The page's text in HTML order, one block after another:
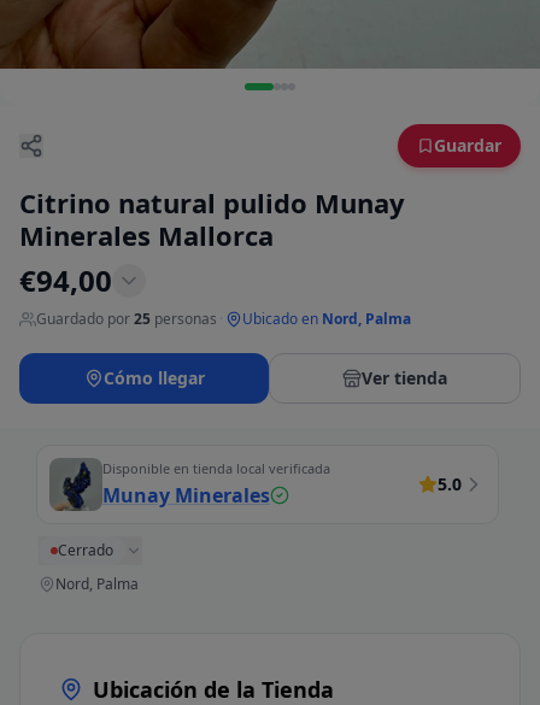
Guardar
Citrino natural pulido Munay
Minerales Mallorca
€94,00
Guardado por25 personas Ubicado en Nord, Palma
Cómo llegar Ver tienda
Disponible en tienda local verificada
Munay Minerales 5.0
Cerrado
Nord, Palma
Ubicación de la Tienda